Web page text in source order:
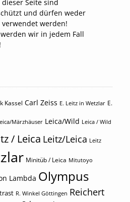
Seite sind
und dürfen weder
werden!
wir in jedem Fall
Kassel Carl Zeiss E. Leitz in Wetzlar E.
Märzhäuser Leica/Wild Leica / Wild
/ Leica Leitz/Leica Leitz
Minitüb / Leica Mitutoyo
Lambda Olympus
R. Winkel Göttingen Reichert